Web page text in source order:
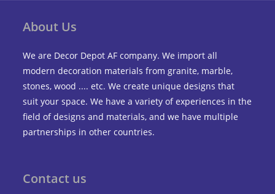
About Us
We are Decor Depot AF company. We import all
modern decoration materials from granite, marble,
stones, wood .... etc. We create unique designs that
suit your space. We have a variety of experiences in the
field of designs and materials, and we have multiple
partnerships in other countries.
Contact us